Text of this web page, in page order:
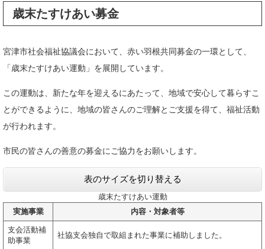
歳末たすけあい募金
宮津市社会福祉協議会において、赤い羽根共同募金の一環として、
「歳末たすけあい運動」を展開しています。
この運動は、新たな年を迎えるにあたって、地域で安心して暮らすこ
とができるように、地域の皆さんのご理解とご支援を得て、福祉活動
が行われます。
市民の皆さんの善意の募金にご協力をお願いします。
表のサイズを切り替える
歳末たすけあい運動
実施事業
内容・対象者等
支会活動補
助事業
社協支会独自で取組まれた事業に補助しました。